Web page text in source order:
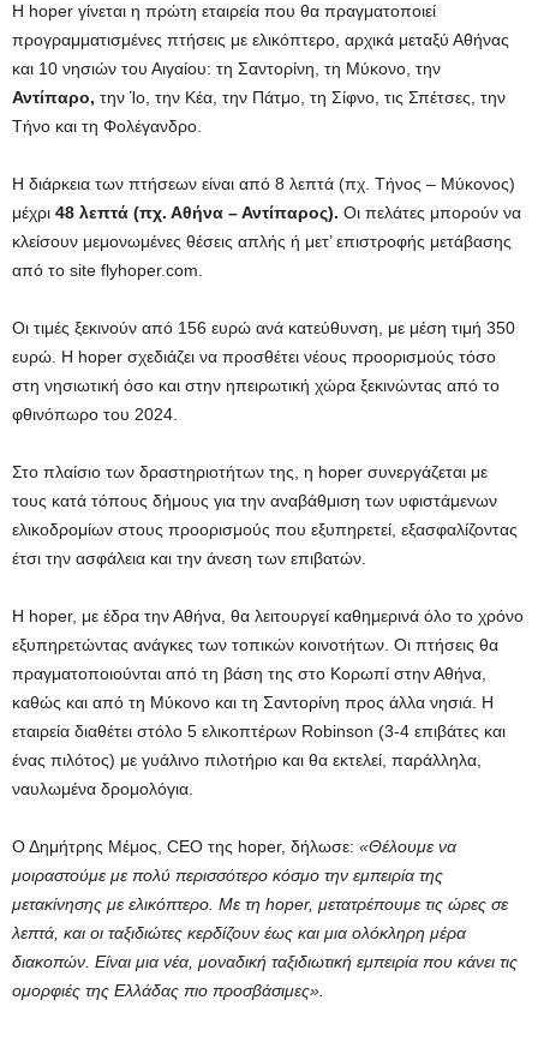
Η hoper γίνεται η πρώτη εταιρεία που θα πραγματοποιεί
προγραμματισμένες πτήσεις με ελικόπτερο, αρχικά μεταξύ Αθήνας
και 10 νησιών του Αιγαίου: τη Σαντορίνη, τη Μύκονο, την
Αντίπαρο, την Ίο, την Κέα, την Πάτμο, τη Σίφνο, τις Σπέτσες, την
Τήνο και τη Φολέγανδρο.
Η διάρκεια των πτήσεων είναι από 8 λεπτά (πχ. Τήνος – Μύκονος)
μέχρι 48 λεπτά (πχ. Αθήνα – Αντίπαρος). Οι πελάτες μπορούν να
κλείσουν μεμονωμένες θέσεις απλής ή μετ’ επιστροφής μετάβασης
από το site flyhoper.com.
Οι τιμές ξεκινούν από 156 ευρώ ανά κατεύθυνση, με μέση τιμή 350
ευρώ. Η hoper σχεδιάζει να προσθέτει νέους προορισμούς τόσο
στη νησιωτική όσο και στην ηπειρωτική χώρα ξεκινώντας από το
φθινόπωρο του 2024.
Στο πλαίσιο των δραστηριοτήτων της, η hoper συνεργάζεται με
τους κατά τόπους δήμους για την αναβάθμιση των υφιστάμενων
ελικοδρομίων στους προορισμούς που εξυπηρετεί, εξασφαλίζοντας
έτσι την ασφάλεια και την άνεση των επιβατών.
Η hoper, με έδρα την Αθήνα, θα λειτουργεί καθημερινά όλο το χρόνο
εξυπηρετώντας ανάγκες των τοπικών κοινοτήτων. Οι πτήσεις θα
πραγματοποιούνται από τη βάση της στο Κορωπί στην Αθήνα,
καθώς και από τη Μύκονο και τη Σαντορίνη προς άλλα νησιά. Η
εταιρεία διαθέτει στόλο 5 ελικοπτέρων Robinson (3-4 επιβάτες και
ένας πιλότος) με γυάλινο πιλοτήριο και θα εκτελεί, παράλληλα,
ναυλωμένα δρομολόγια.
Ο Δημήτρης Μέμος, CEO της hoper, δήλωσε: «Θέλουμε να
μοιραστούμε με πολύ περισσότερο κόσμο την εμπειρία της
μετακίνησης με ελικόπτερο. Με τη hoper, μετατρέπουμε τις ώρες σε
λεπτά, και οι ταξιδιώτες κερδίζουν έως και μια ολόκληρη μέρα
διακοπών. Είναι μια νέα, μοναδική ταξιδιωτική εμπειρία που κάνει τις
ομορφιές της Ελλάδας πιο προσβάσιμες».